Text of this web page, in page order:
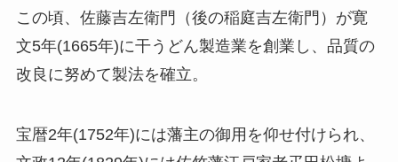
この頃、佐藤吉左衛門（後の稲庭吉左衛門）が寛
文5年(1665年)に干うどん製造業を創業し、品質の
改良に努めて製法を確立。
宝暦2年(1752年)には藩主の御用を仰せ付けられ、